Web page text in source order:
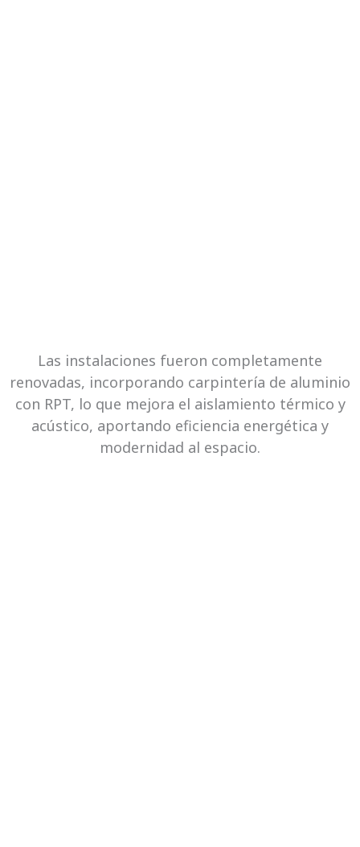
Las instalaciones fueron completamente
renovadas, incorporando carpintería de aluminio
con RPT, lo que mejora el aislamiento térmico y
acústico, aportando eficiencia energética y
modernidad al espacio.